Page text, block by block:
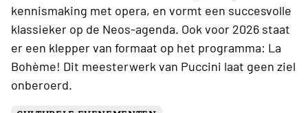
kennismaking met opera, en vormt een succesvolle
klassieker op de Neos-agenda. Ook voor 2026 staat
er een klepper van formaat op het programma: La
Bohème! Dit meesterwerk van Puccini laat geen ziel
onberoerd.